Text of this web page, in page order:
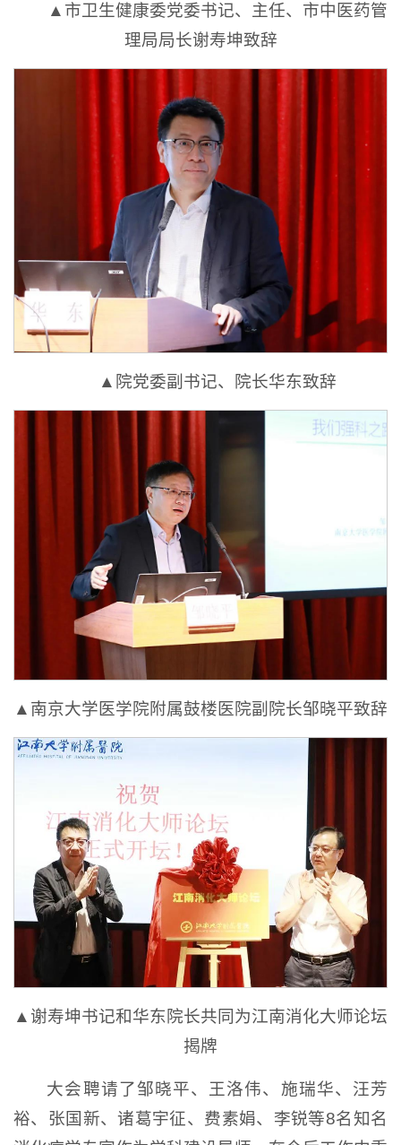
▲市卫生健康委党委书记、主任、市中医药管
理局局长谢寿坤致辞
▲院党委副书记、院长华东致辞
▲南京大学医学院附属鼓楼医院副院长邹晓平致辞
▲谢寿坤书记和华东院长共同为江南消化大师论坛
揭牌
大会聘请了邹晓平、王洛伟、施瑞华、汪芳
裕、张国新、诸葛宇征、费素娟、李锐等8名知名